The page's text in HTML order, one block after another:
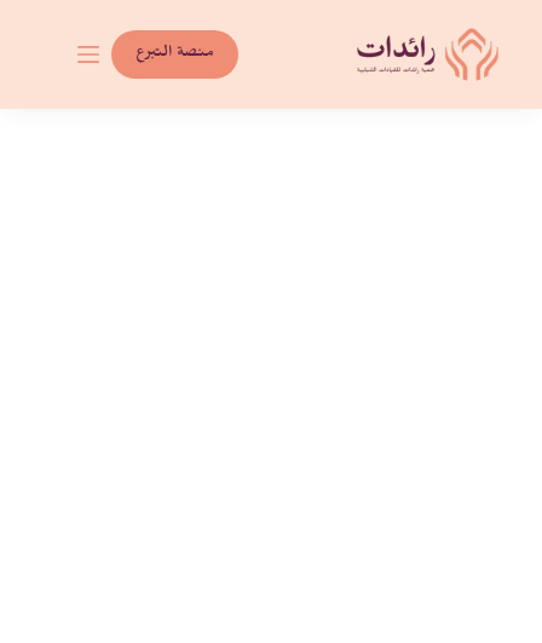
المحتوى
منصة التبرع